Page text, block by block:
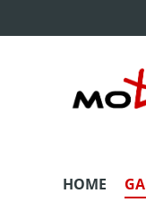
HOME